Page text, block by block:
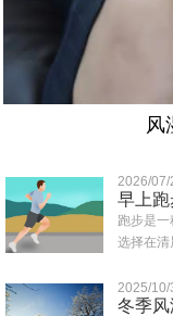
风
2026/07/
早上
跑步是
选择在清
2025/10/
冬季